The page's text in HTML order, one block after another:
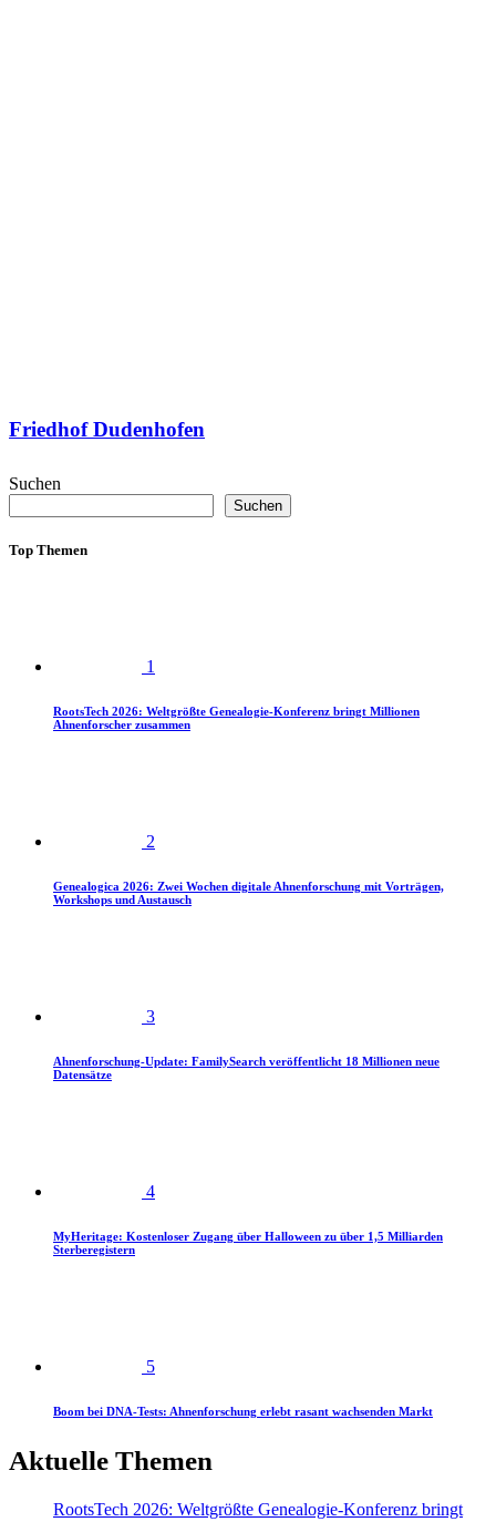
Friedhof Dudenhofen
Suchen
Suchen
Top Themen
1
RootsTech 2026: Weltgrößte Genealogie-Konferenz bringt Millionen
Ahnenforscher zusammen
2
Genealogica 2026: Zwei Wochen digitale Ahnenforschung mit Vorträgen,
Workshops und Austausch
3
Ahnenforschung-Update: FamilySearch veröffentlicht 18 Millionen neue
Datensätze
4
MyHeritage: Kostenloser Zugang über Halloween zu über 1,5 Milliarden
Sterberegistern
5
Boom bei DNA-Tests: Ahnenforschung erlebt rasant wachsenden Markt
Aktuelle Themen
RootsTech 2026: Weltgrößte Genealogie-Konferenz bringt